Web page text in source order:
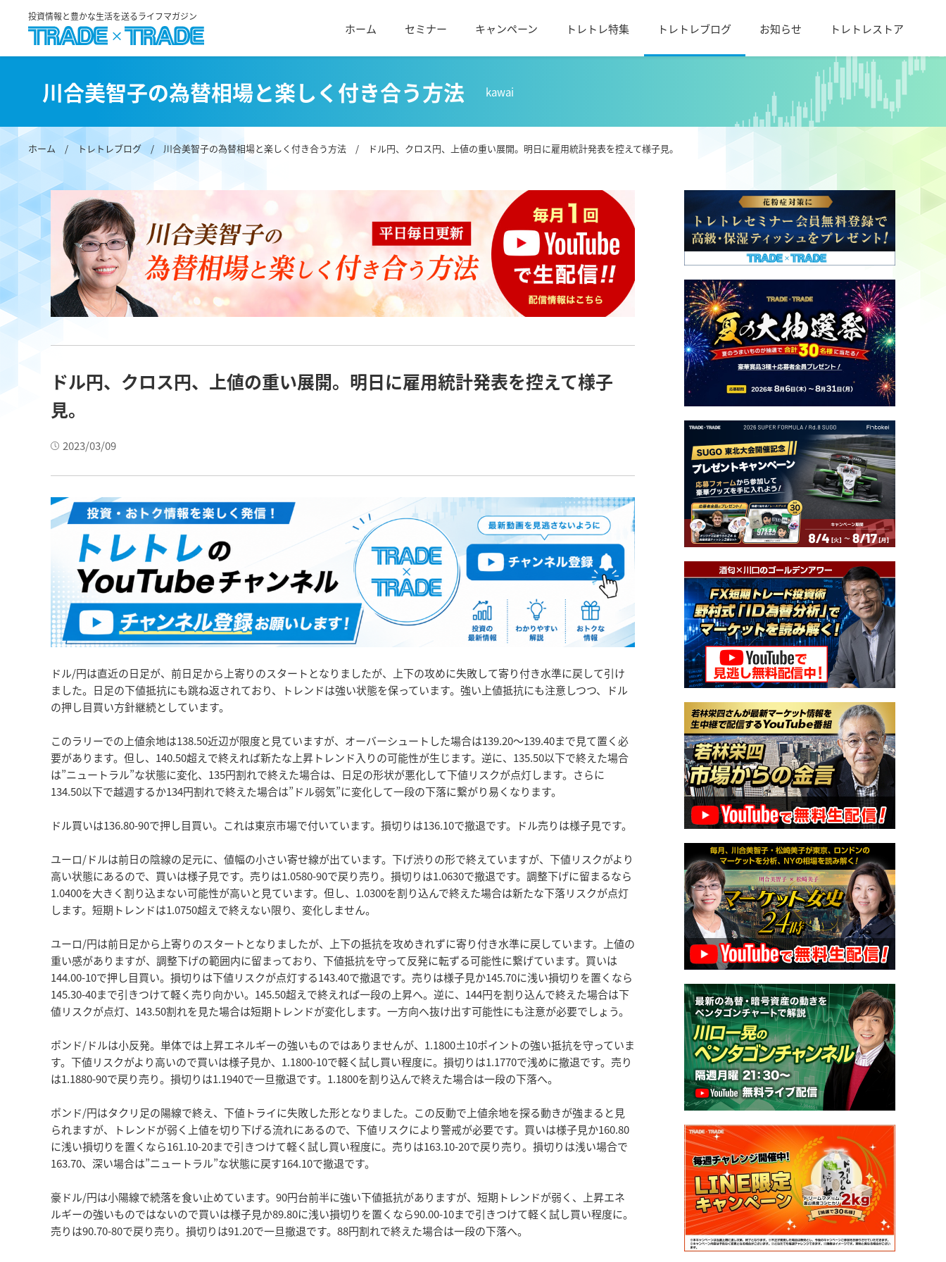
投資情報と豊かな生活を送るライフマガジン
ホーム セミナー キャンペーン トレトレ特集 トレトレブログ お知らせ トレトレストア
川合美智子の為替相場と楽しく付き合う方法 kawai
ホーム /トレトレブログ / 川合美智子の為替相場と楽しく付き合う方法 / ドル円、クロス円、上値の重い展開。明日に雇用統計発表を控えて様子見。
ドル円、クロス円、上値の重い展開。明日に雇用統計発表を控えて様子
見。
2023/03/09
ドル/円は直近の日足が、前日足から上寄りのスタートとなりましたが、上下の攻めに失敗して寄り付き水準に戻して引け
ました。日足の下値抵抗にも跳ね返されており、トレンドは強い状態を保っています。強い上値抵抗にも注意しつつ、ドル
の押し目買い方針継続としています。
このラリーでの上値余地は138.50近辺が限度と見ていますが、オーバーシュートした場合は139.20～139.40まで見て置く必
要があります。但し、140.50超えで終えれば新たな上昇トレンド入りの可能性が生じます。逆に、135.50以下で終えた場合
は”ニュートラル”な状態に変化、135円割れで終えた場合は、日足の形状が悪化して下値リスクが点灯します。さらに
134.50以下で越週するか134円割れで終えた場合は”ドル弱気”に変化して一段の下落に繋がり易くなります。
ドル買いは136.80-90で押し目買い。これは東京市場で付いています。損切りは136.10で撤退です。ドル売りは様子見です。
ユーロ/ドルは前日の陰線の足元に、値幅の小さい寄せ線が出ています。下げ渋りの形で終えていますが、下値リスクがより
高い状態にあるので、買いは様子見です。売りは1.0580-90で戻り売り。損切りは1.0630で撤退です。調整下げに留まるなら
1.0400を大きく割り込まない可能性が高いと見ています。但し、1.0300を割り込んで終えた場合は新たな下落リスクが点灯
します。短期トレンドは1.0750超えで終えない限り、変化しません。
ユーロ/円は前日足から上寄りのスタートとなりましたが、上下の抵抗を攻めきれずに寄り付き水準に戻しています。上値の
重い感がありますが、調整下げの範囲内に留まっており、下値抵抗を守って反発に転ずる可能性に繋げています。買いは
144.00-10で押し目買い。損切りは下値リスクが点灯する143.40で撤退です。売りは様子見か145.70に浅い損切りを置くなら
145.30-40まで引きつけて軽く売り向かい。145.50超えで終えれば一段の上昇へ。逆に、144円を割り込んで終えた場合は下
値リスクが点灯、143.50割れを見た場合は短期トレンドが変化します。一方向へ抜け出す可能性にも注意が必要でしょう。
ポンド/ドルは小反発。単体では上昇エネルギーの強いものではありませんが、1.1800±10ポイントの強い抵抗を守っていま
す。下値リスクがより高いので買いは様子見か、1.1800-10で軽く試し買い程度に。損切りは1.1770で浅めに撤退です。売り
は1.1880-90で戻り売り。損切りは1.1940で一旦撤退です。1.1800を割り込んで終えた場合は一段の下落へ。
ポンド/円はタクリ足の陽線で終え、下値トライに失敗した形となりました。この反動で上値余地を探る動きが強まると見
られますが、トレンドが弱く上値を切り下げる流れにあるので、下値リスクにより警戒が必要です。買いは様子見か160.80
に浅い損切りを置くなら161.10-20まで引きつけて軽く試し買い程度に。売りは163.10-20で戻り売り。損切りは浅い場合で
163.70、深い場合は”ニュートラル”な状態に戻す164.10で撤退です。
豪ドル/円は小陽線で続落を食い止めています。90円台前半に強い下値抵抗がありますが、短期トレンドが弱く、上昇エネ
ルギーの強いものではないので買いは様子見か89.80に浅い損切りを置くなら90.00-10まで引きつけて軽く試し買い程度に。
売りは90.70-80で戻り売り。損切りは91.20で一旦撤退です。88円割れで終えた場合は一段の下落へ。